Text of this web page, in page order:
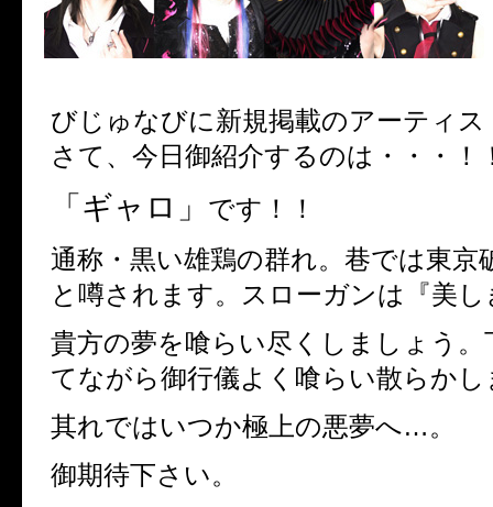
びじゅなびに新規掲載のアーティ
さて、今日御紹介するのは・・・！
「ギャロ」
です！！
通称・黒い雄鶏の群れ。巷では東京
と噂されます。スローガンは『美し
貴方の夢を喰らい尽くしましょう。
てながら御行儀よく喰らい散らかし
其れではいつか極上の悪夢へ…。
御期待下さい。